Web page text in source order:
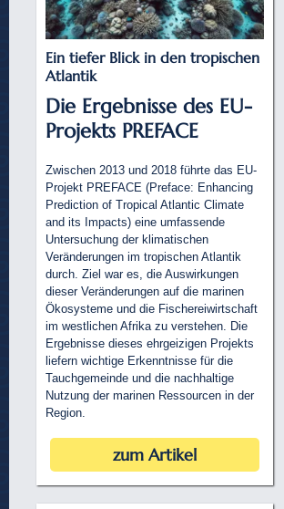
Ein tiefer Blick in den tropischen
Atlantik
Die Ergebnisse des EU-
Projekts PREFACE
Zwischen 2013 und 2018 führte das EU-
Projekt PREFACE (Preface: Enhancing
Prediction of Tropical Atlantic Climate
and its Impacts) eine umfassende
Untersuchung der klimatischen
Veränderungen im tropischen Atlantik
durch. Ziel war es, die Auswirkungen
dieser Veränderungen auf die marinen
Ökosysteme und die Fischereiwirtschaft
im westlichen Afrika zu verstehen. Die
Ergebnisse dieses ehrgeizigen Projekts
liefern wichtige Erkenntnisse für die
Tauchgemeinde und die nachhaltige
Nutzung der marinen Ressourcen in der
Region.
zum Artikel